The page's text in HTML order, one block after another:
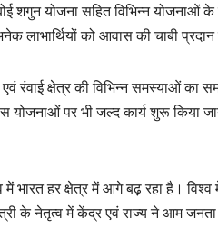
शगुन योजना सहित विभिन्न योजनाओं के
लाभार्थियों को आवास की चाबी प्रदान
रंवाई क्षेत्र की विभिन्न समस्याओं का
योजनाओं पर भी जल्द कार्य शुरू
भारत हर क्षेत्र में आगे बढ़ रहा है। विश्व
के नेतृत्व में केंद्र एवं राज्य ने आम जनता